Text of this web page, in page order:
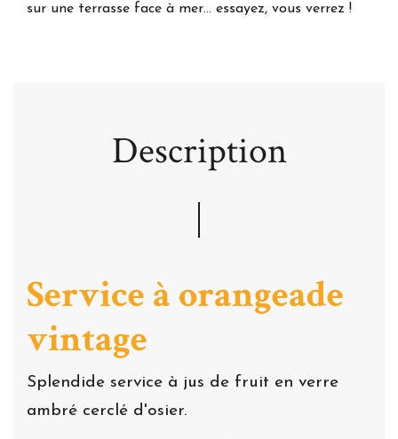
sur une terrasse face à mer… essayez, vous verrez !
Description
Service à orangeade
vintage
Splendide service à jus de fruit en verre
ambré cerclé d'osier.